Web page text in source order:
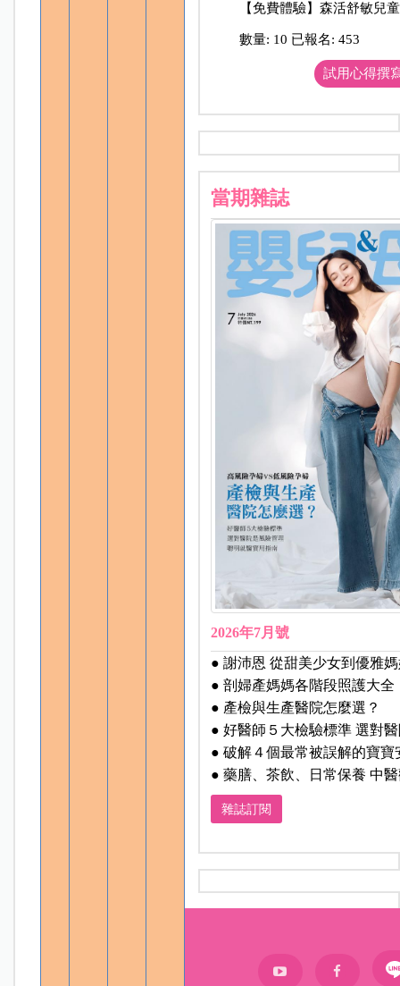
【免費體驗】森活舒敏兒
數量: 10 已報名: 453
試用心得撰
當期雜誌
2026年7月號
● 謝沛恩 從甜美少女到優雅
● 剖婦產媽媽各階段照護大全
● 產檢與生產醫院怎麼選？
● 好醫師５大檢驗標準 選對
● 破解４個最常被誤解的寶寶
● 藥膳、茶飲、日常保養 中
雜誌訂閱